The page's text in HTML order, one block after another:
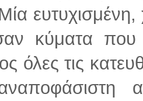
κύματα που
όλες τις